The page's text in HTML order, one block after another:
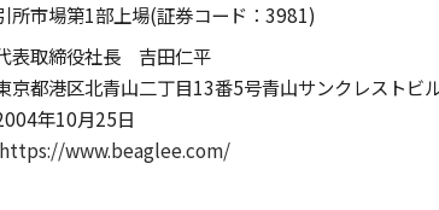
所市場第1部上場(証券コード：3981)
取締役社長 吉田仁平
都港区北青山二丁目13番5号青山サンクレストビ
年10月25日
https://www.beaglee.com/